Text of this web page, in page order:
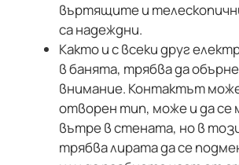
въртящите и
са надеждни.
Както и с всеки друг
в банята, трябва да
внимание. Контактът
отворен тип, може и да се
вътре в стената, но в
трябва лирата да се